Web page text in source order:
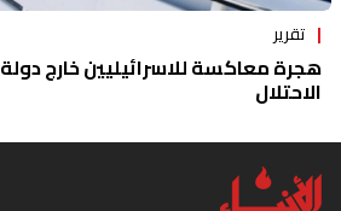
تقرير
هجرة معاكسة للاسرائيليين خارج دولة
الاحتلال